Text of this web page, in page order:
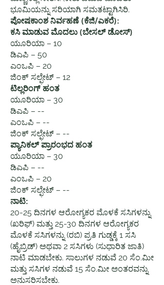
ಭೂಮಿಯನ್ನು ಸರಿಯಾಗಿ ಸಮತಟ್ಟಾಗಿಸಿರಿ.
ಪೋಷಕಾಂಶ ನಿರ್ವಹಣೆ (ಕೆಜಿ/ಎಕರೆ):
ಕಸಿ ಮಾಡುವ ಮೊದಲು (ಬೇಸಲ್ ಡೋಸ್)
ಯೂರಿಯಾ – 10
ಡಿಎಪಿ – 50
ಎಂಒಪಿ – 20
ಜಿಂಕ್ ಸಲ್ಫೇಟ್ – 12
ಟಿಲ್ಲರಿಂಗ್ ಹಂತ
ಯೂರಿಯಾ – 30
ಡಿಎಪಿ – --
ಎಂಒಪಿ – --
ಜಿಂಕ್ ಸಲ್ಫೇಟ್ – --
ಪ್ಯಾನಿಕಲ್ ಪ್ರಾರಂಭದ ಹಂತ
ಯೂರಿಯಾ – 30
ಡಿಎಪಿ – --
ಎಂಒಪಿ – 20
ಜಿಂಕ್ ಸಲ್ಫೇಟ್ – --
ನಾಟಿ:
20-25 ದಿನಗಳ ಆರೋಗ್ಯಕರ ಮೊಳಕೆ ಸಸಿಗಳನ್ನು
(ಖರಿಫ್) ಮತ್ತು 25-30 ದಿನಗಳ ಆರೋಗ್ಯಕರ
ಮೊಳಕೆ ಸಸಿಗಳನ್ನು (ರಬಿ) ಪ್ರತಿ ಗುಡ್ಡಕ್ಕೆ 1 ಸಸಿ
(ಹೈಬ್ರಿಡ್) ಅಥವಾ 2 ಸಸಿಗಳು (ಸುಧಾರಿತ ಜಾತಿ)
ನಾಟಿ ಮಾಡಬೇಕು. ಸಾಲುಗಳ ನಡುವೆ 20 ಸೆಂ.ಮೀ
ಮತ್ತು ಸಸಿಗಳ ನಡುವೆ 15 ಸೆಂ.ಮೀ ಅಂತರವನ್ನು
ಅನುಸರಿಸಬೇಕು.